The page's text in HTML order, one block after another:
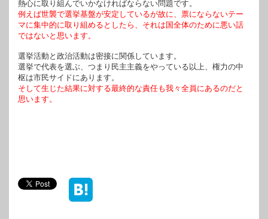
熱心に取り組んでいかなければならない問題です。
例えば世襲で選挙基盤が安定しているが故に、票にならないテー
マに集中的に取り組めるとしたら、それは国全体のために悪い話
ではないと思います。
選挙活動と政治活動は密接に関係しています。
選挙で代表を選ぶ、つまり民主主義をやっている以上、権力の中
枢は市民サイドにあります。
そして生じた結果に対する最終的な責任も我々全員にあるのだと
思います。